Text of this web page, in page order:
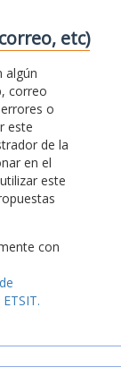
etc)
algún
correo
o
este
de la
en el
este
con